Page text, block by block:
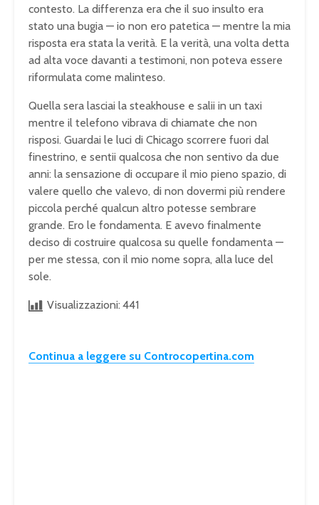
contesto. La differenza era che il suo insulto era
stato una bugia — io non ero patetica — mentre la mia
risposta era stata la verità. E la verità, una volta detta
ad alta voce davanti a testimoni, non poteva essere
riformulata come malinteso.
Quella sera lasciai la steakhouse e salii in un taxi
mentre il telefono vibrava di chiamate che non
risposi. Guardai le luci di Chicago scorrere fuori dal
finestrino, e sentii qualcosa che non sentivo da due
anni: la sensazione di occupare il mio pieno spazio, di
valere quello che valevo, di non dovermi più rendere
piccola perché qualcun altro potesse sembrare
grande. Ero le fondamenta. E avevo finalmente
deciso di costruire qualcosa su quelle fondamenta —
per me stessa, con il mio nome sopra, alla luce del
sole.
Visualizzazioni: 441
Continua a leggere su Controcopertina.com